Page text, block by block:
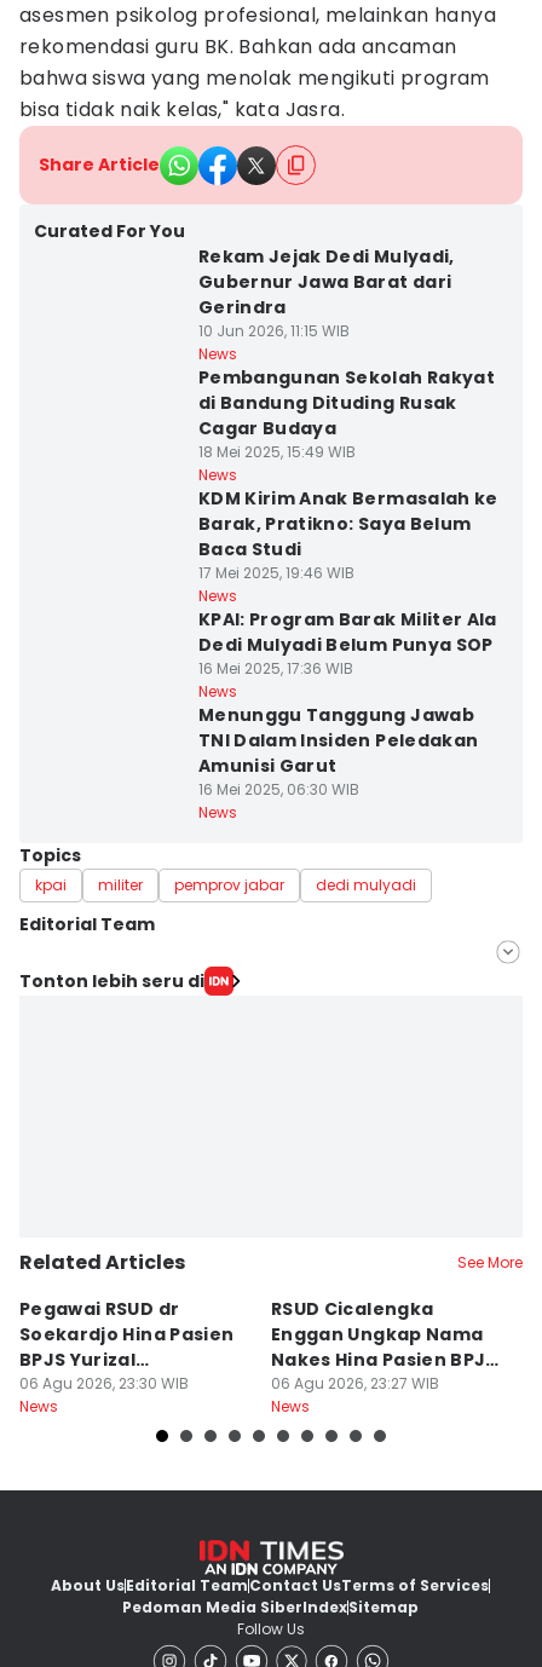
asesmen psikolog profesional, melainkan hanya
rekomendasi guru BK. Bahkan ada ancaman
bahwa siswa yang menolak mengikuti program
bisa tidak naik kelas," kata Jasra.
Share Article
Curated For You
Rekam Jejak Dedi Mulyadi,
Gubernur Jawa Barat dari
Gerindra
10 Jun 2026, 11:15 WIB
News
Pembangunan Sekolah Rakyat
di Bandung Dituding Rusak
Cagar Budaya
18 Mei 2025, 15:49 WIB
News
KDM Kirim Anak Bermasalah ke
Barak, Pratikno: Saya Belum
Baca Studi
17 Mei 2025, 19:46 WIB
News
KPAI: Program Barak Militer Ala
Dedi Mulyadi Belum Punya SOP
16 Mei 2025, 17:36 WIB
News
Menunggu Tanggung Jawab
TNI Dalam Insiden Peledakan
Amunisi Garut
16 Mei 2025, 06:30 WIB
News
Topics
kpai militer pemprov jabar dedi mulyadi
Editorial Team
Editor
Tonton lebih seru di
Related Articles See More
Pegawai RSUD dr
Soekardjo Hina Pasien
BPJS Yurizal
Mengundurkan Diri
06 Agu 2026, 23:30 WIB
News
RSUD Cicalengka
Enggan Ungkap Nama
Nakes Hina Pasien BPJS
Yurizal
06 Agu 2026, 23:27 WIB
News
About UsEditorial TeamContact UsTerms of Services
Pedoman Media SiberIndexSitemap
Follow Us